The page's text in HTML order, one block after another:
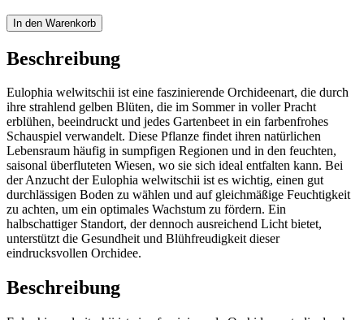
In den Warenkorb
Beschreibung
Eulophia welwitschii ist eine faszinierende Orchideenart, die durch
ihre strahlend gelben Blüten, die im Sommer in voller Pracht
erblühen, beeindruckt und jedes Gartenbeet in ein farbenfrohes
Schauspiel verwandelt. Diese Pflanze findet ihren natürlichen
Lebensraum häufig in sumpfigen Regionen und in den feuchten,
saisonal überfluteten Wiesen, wo sie sich ideal entfalten kann. Bei
der Anzucht der Eulophia welwitschii ist es wichtig, einen gut
durchlässigen Boden zu wählen und auf gleichmäßige Feuchtigkeit
zu achten, um ein optimales Wachstum zu fördern. Ein
halbschattiger Standort, der dennoch ausreichend Licht bietet,
unterstützt die Gesundheit und Blühfreudigkeit dieser
eindrucksvollen Orchidee.
Beschreibung